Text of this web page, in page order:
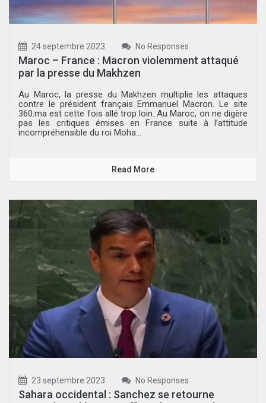
24 septembre 2023 No Responses
Maroc – France : Macron violemment attaqué
par la presse du Makhzen
Au Maroc, la presse du Makhzen multiplie les attaques
contre le président français Emmanuel Macron. Le site
360.ma est cette fois allé trop loin. Au Maroc, on ne digère
pas les critiques émises en France suite à l’attitude
incompréhensible du roi Moha...
Read More
23 septembre 2023 No Responses
Sahara occidental : Sanchez se retourne